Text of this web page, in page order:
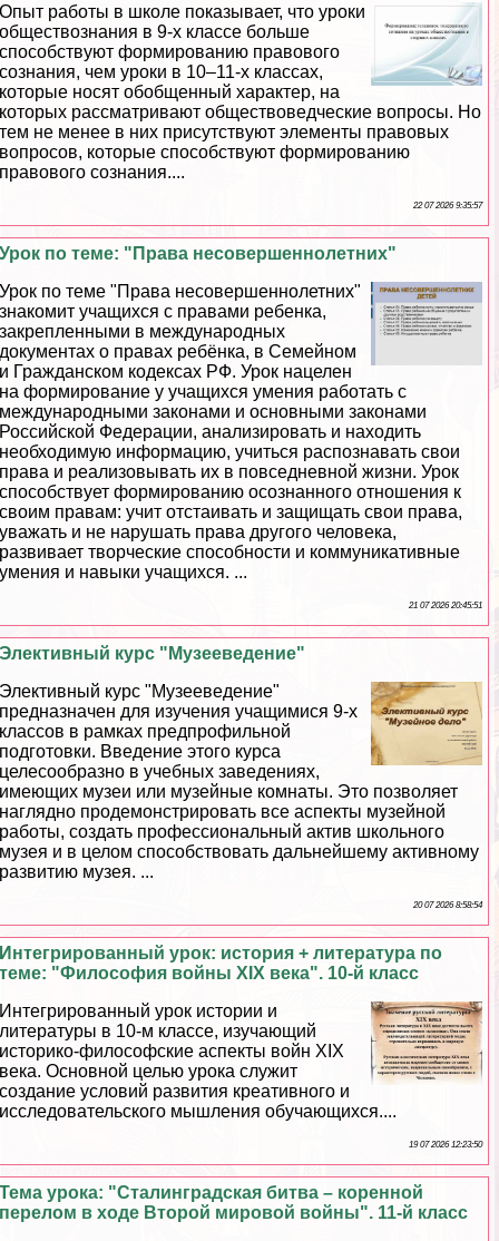
Опыт работы в школе показывает, что уроки
обществознания в 9-х классе больше
способствуют формированию правового
сознания, чем уроки в 10–11-х классах,
которые носят обобщенный хаpaктер, на
которых рассматривают обществоведческие вопросы. Но
тем не менее в них присутствуют элементы правовых
вопросов, которые способствуют формированию
правового сознания....
22 07 2026 9:35:57
Урок по теме: "Права несовершеннолетних"
Урок по теме "Права несовершеннолетних"
знакомит учащихся с правами ребенка,
закрепленными в международных
документах о правах ребёнка, в Семейном
и Гражданском кодексах РФ. Урок нацелен
на формирование у учащихся умения работать с
международными законами и основными законами
Российской Федерации, анализировать и находить
необходимую информацию, учиться распознавать свои
права и реализовывать их в повседневной жизни. Урок
способствует формированию осознанного отношения к
своим правам: учит отстаивать и защищать свои права,
уважать и не нарушать права другого человека,
развивает творческие способности и коммуникативные
умения и навыки учащихся. ...
21 07 2026 20:45:51
Элективный курс "Музееведение"
Элективный курс "Музееведение"
предназначен для изучения учащимися 9-х
классов в рамках предпрофильной
подготовки. Введение этого курса
целесообразно в учебных заведениях,
имеющих музеи или музейные комнаты. Это позволяет
наглядно продемонстрировать все аспекты музейной
работы, создать профессиональный актив школьного
музея и в целом способствовать дальнейшему активному
развитию музея. ...
20 07 2026 8:58:54
Интегрированный урок: история + литература по
теме: "Философия войны XIX века". 10-й класс
Интегрированный урок истории и
литературы в 10-м классе, изучающий
историко-философские аспекты войн XIX
века. Основной целью урока служит
создание условий развития креативного и
исследовательского мышления обучающихся....
19 07 2026 12:23:50
Тема урока: "Сталинградская битва – коренной
перелом в ходе Второй мировой войны". 11-й класс